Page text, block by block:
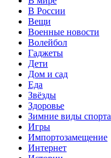
В России
Вещи
Военные новости
Волейбол
Гаджеты
Дети
Дом и сад
Еда
Звёзды
Здоровье
Зимние виды спорта
Игры
Импортозамещение
Интернет